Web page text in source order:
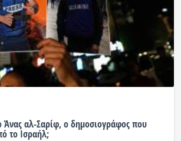
LIVE
Άνας αλ-Σαρίφ, ο δημοσιογράφος που
το Ισραήλ;